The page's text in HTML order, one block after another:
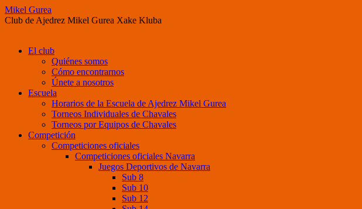
Mikel Gurea
Club de Ajedrez Mikel Gurea Xake Kluba
Saltar
El club
Quiénes somos
Cómo encontrarnos
Únete a nosotros
Escuela
Horarios de la Escuela de Ajedrez Mikel Gurea
Torneos Individuales de Chavales
Torneos por Equipos de Chavales
Competición
Competiciones oficiales
Competiciones oficiales Navarra
Juegos Deportivos de Navarra
Sub 8
Sub 10
Sub 12